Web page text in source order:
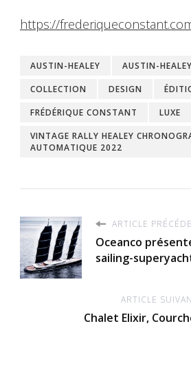
https://
AUSTIN-HEALEY
AUSTIN-
COLLECTION
DESIGN
FRÉDÉRIQUE CONSTANT
LUXE
VINTAGE RALLY HEALEY
AUTOMATIQUE 2022
ARTICLE
Oceanco
sailing-
ARTICLE
Chalet Elixir,